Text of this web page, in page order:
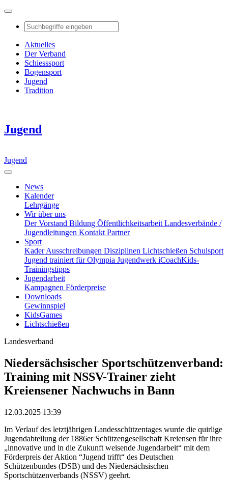
Aktuelles
Der Verband
Schiesssport
Bogensport
Jugend
Tradition
Jugend
Jugend
News
Kalender
Lehrgänge
Wir über uns
Der Vorstand Bildung Öffentlichkeitsarbeit Landesverbände /
Jugendleitungen Kontakt Partner
Sport
KaderAusschreibungen Disziplinen Lichtschießen Schulsport
Jugend trainiert für Olympia Jugendwerk iCoachKids-
Trainingstipps
Jugendarbeit
Kampagnen Förderpreise
Downloads
Gewinnspiel
KidsGames
Lichtschießen
Landesverband
Niedersächsischer Sportschützenverband:
Training mit NSSV-Trainer zieht
Kreiensener Nachwuchs in Bann
12.03.2025 13:39
Im Verlauf des letztjährigen Landesschützentages wurde die quirlige
Jugendabteilung der 1886er Schützengesellschaft Kreiensen für ihre
„innovative und in die Zukunft weisende Jugendarbeit“ mit dem
Förderpreis der Aktion “Jugend trifft“ des Deutschen
Schützenbundes (DSB) und des Niedersächsischen
Sportschützenverbands (NSSV) geehrt.